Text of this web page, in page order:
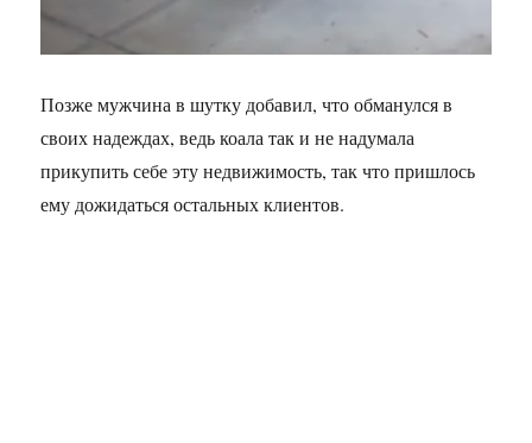
Позже мужчина в шутку добавил, что обманулся в
своих надеждах, ведь коала так и не надумала
прикупить себе эту недвижимость, так что пришлось
ему дожидаться остальных клиентов.